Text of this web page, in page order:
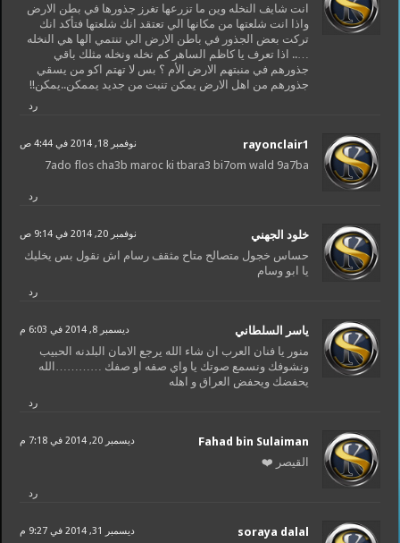
انت شايف النخله وين ما تزرعها تغرز جذورها في بطن الارض
واذا انت شلعتها من مكانها الي تعتقد انك شلعتها فتأكد انك
تركت بعض الجذور في باطن الارض الي تنتمي الها هي النخله
….. اذا تعرف يا كاظم الساهر كم نخله ونخله مثلك باقي
جذورهم في منبتهم الارض الأم ؟ بس لا تهتم اكو من يسقي
جذورهم من اهل الارض يمكن تنبت من جديد يممكن..يمكن!!
رد
rayonclair1 نوفمبر 18, 2014 في 4:44 ص
7ado flos cha3b maroc ki tbara3 bi7om wald 9a7ba
رد
خلود الجهني نوفمبر 20, 2014 في 9:14 ص
حساس خجول متصالح متاح مثقف رسام اش نقول بس يخليك
يا ابو وسام
رد
ياسر السلطاني ديسمبر 8, 2014 في 6:03 م
منور يا فنان العرب ان شاء الله يرجع الامان البلدنه الحبيب
ونشوفك ونسمع صوتك يا واي صفه او صفك …………الله
يحفضك ويحفض العراق و اهله
رد
Fahad bin Sulaiman ديسمبر 20, 2014 في 7:18 م
القيصر ❤️
رد
soraya dalal ديسمبر 31, 2014 في 9:27 م